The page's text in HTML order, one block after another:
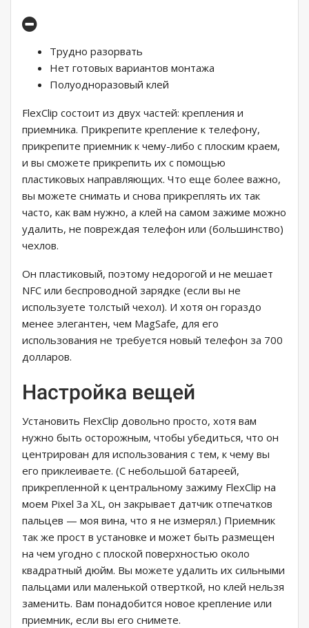
Трудно разорвать
Нет готовых вариантов монтажа
Полуодноразовый клей
FlexClip состоит из двух частей: крепления и
приемника. Прикрепите крепление к телефону,
прикрепите приемник к чему-либо с плоским краем,
и вы сможете прикрепить их с помощью
пластиковых направляющих. Что еще более важно,
вы можете снимать и снова прикреплять их так
часто, как вам нужно, а клей на самом зажиме можно
удалить, не повреждая телефон или (большинство)
чехлов.
Он пластиковый, поэтому недорогой и не мешает
NFC или беспроводной зарядке (если вы не
используете толстый чехол). И хотя он гораздо
менее элегантен, чем MagSafe, для его
использования не требуется новый телефон за 700
долларов.
Настройка вещей
Установить FlexClip довольно просто, хотя вам
нужно быть осторожным, чтобы убедиться, что он
центрирован для использования с тем, к чему вы
его приклеиваете. (С небольшой батареей,
прикрепленной к центральному зажиму FlexClip на
моем Pixel 3a XL, он закрывает датчик отпечатков
пальцев — моя вина, что я не измерял.) Приемник
так же прост в установке и может быть размещен
на чем угодно с плоской поверхностью около
квадратный дюйм. Вы можете удалить их сильными
пальцами или маленькой отверткой, но клей нельзя
заменить. Вам понадобится новое крепление или
приемник, если вы его снимете.